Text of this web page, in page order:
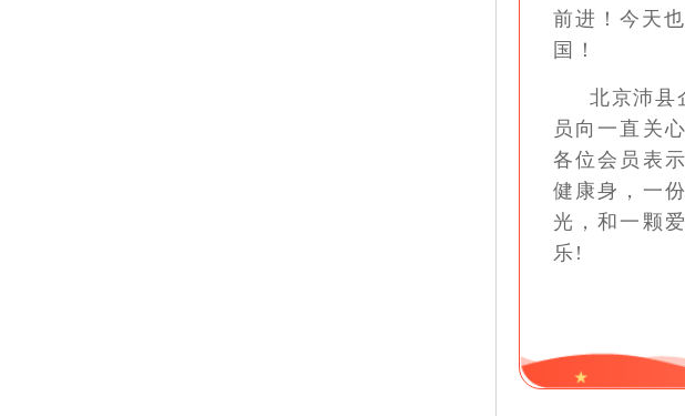
前进！今天
国！
北京沛县企
员向一直关
各位会员表
健康身，一
光，和一颗
乐!